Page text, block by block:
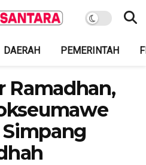
DAERAH PEMERINTAH
Ramadhan,